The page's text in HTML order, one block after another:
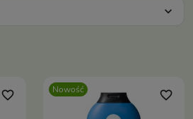
expand_more
favorite_border Nowość favorite_border